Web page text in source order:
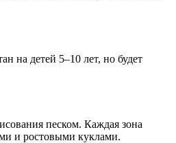
на детей 5–10 лет, но будет
песком. Каждая зона
и ростовыми куклами.